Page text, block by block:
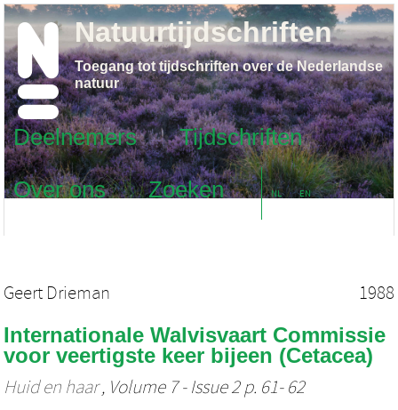
Deelnemers
Tijdschriften
Over ons
Zoeken NL EN
Natuurtijdschriften
Toegang tot tijdschriften over de Nederlandse
natuur
Geert Drieman 1988
Internationale Walvisvaart Commissie
voor veertigste keer bijeen (Cetacea)
Huid en haar, Volume 7 - Issue 2 p. 61- 62